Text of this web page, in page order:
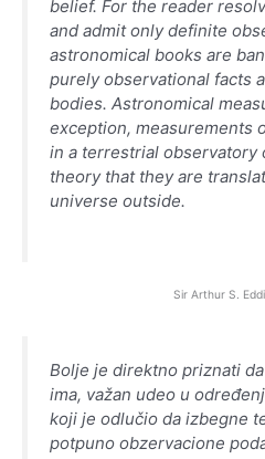
belief. For the reader
and admit only definite
astronomical books are
purely observational facts
bodies. Astronomical
exception, measurements
in a terrestrial observatory
theory that they are
universe outside.
Sir Arthur S.
Bolje je direktno priznati
ima, važan udeo u
koji je odlučio da izbegne
potpuno obzervacione